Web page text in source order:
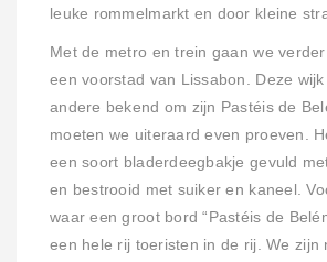
leuke rommelmarkt en door kleine
Met de metro en trein gaan we
een voorstad van Lissabon. Deze
andere bekend om zijn Pastéis de
moeten we uiteraard even proeven.
een soort bladerdeegbakje gevuld
en bestrooid met suiker en kaneel.
waar een groot bord “Pastéis de
een hele rij toeristen in de rij. We zijn